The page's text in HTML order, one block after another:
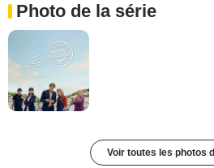
Photo de la série
Voir toutes les photos